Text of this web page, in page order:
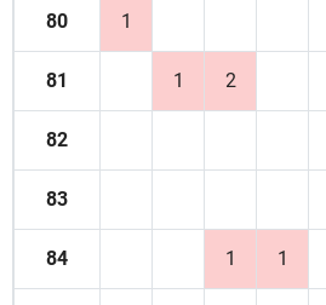
80 1
81 1 2
82
83
84 1 1